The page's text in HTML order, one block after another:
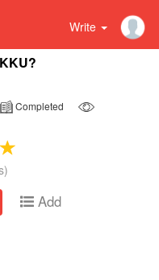
Write
Completed
Add